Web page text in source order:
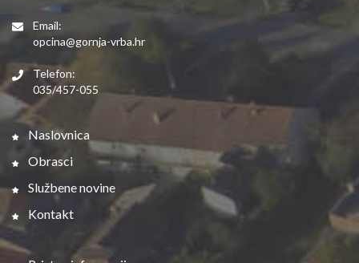
Email:
opcina@gornja-vrba.hr
Telefon:
035/457-055
Naslovnica
Obrasci
Službene novine
Kontakt